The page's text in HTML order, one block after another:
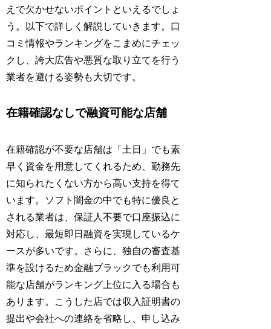
えで欠かせないポイントといえるでしょ
う。以下で詳しく解説していきます。口
コミ情報やランキングをこまめにチェッ
クし、誇大広告や悪質な取り立てを行う
業者を避ける姿勢も大切です。
在籍確認なしで融資可能な店舗
在籍確認が不要な店舗は「土日」でも素
早く資金を用意してくれるため、勤務先
に知られたくない方から高い支持を得て
います。ソフト闇金の中でも特に優良と
される業者は、保証人不要で口座振込に
対応し、最短即日融資を実現しているケ
ースが多いです。さらに、独自の審査基
準を設けるため金融ブラックでも利用可
能な店舗がランキング上位に入る場合も
あります。こうした店では収入証明書の
提出や会社への連絡を省略し、申し込み